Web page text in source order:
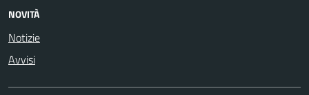
NOVITÀ
Notizie
Avvisi